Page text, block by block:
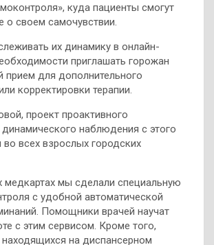
куда пациенты смогут
о своем самочувствии.
их динамику в онлайн-
приглашать горожан
прием для дополнительного
корректировки терапии.
проект проактивного
наблюдения с этого
во всех взрослых городских
медкартах мы сделали специальную
с удобной автоматической
Помощники врачей научат
с этим сервисом. Кроме того,
на диспансерном